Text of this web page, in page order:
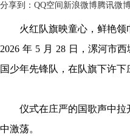
分享到： QQ空间 新浪微博腾讯微
火红队旗映童心，鲜艳领巾
2026 年 5 月 28 日，漯河市
国少年先锋队，在队旗下许下
仪式在庄严的国歌声中拉开
中激荡。